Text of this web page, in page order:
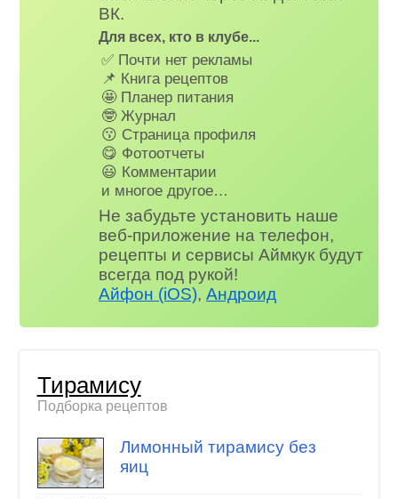
ВК.
Для всех, кто в клубе...
✅ Почти нет рекламы
📌 Книга рецептов
🤩 Планер питания
🤓 Журнал
😗 Страница профиля
😋 Фотоотчеты
😃 Комментарии
и многое другое…
Не забудьте установить наше
веб-приложение на телефон,
рецепты и сервисы Аймкук будут
всегда под рукой!
Айфон (iOS),Андроид
Тирамису
Подборка рецептов
Лимонный тирамису без
яиц